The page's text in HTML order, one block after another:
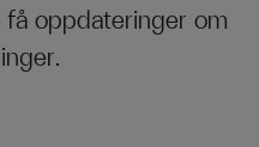
oppdateringer om